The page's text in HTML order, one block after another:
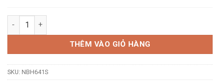
Đèn sưởi gắn tường Nanoco NBH641S 3 bóng 275W 220V,
THÊM VÀO GIỎ HÀNG
SKU: NBH641S